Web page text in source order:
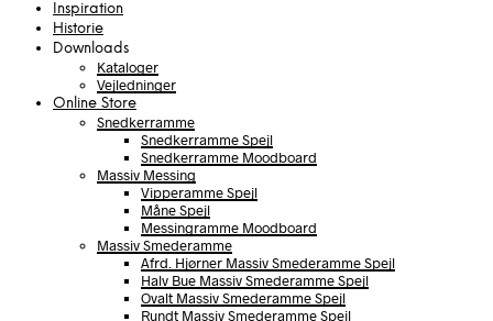
Inspiration
Historie
Downloads
Kataloger
Vejledninger
Online Store
Snedkerramme
Snedkerramme Spejl
Snedkerramme Moodboard
Massiv Messing
Vipperamme Spejl
Måne Spejl
Messingramme Moodboard
Massiv Smederamme
Afrd. Hjørner Massiv Smederamme Spejl
Halv Bue Massiv Smederamme Spejl
Ovalt Massiv Smederamme Spejl
Rundt Massiv Smederamme Spejl